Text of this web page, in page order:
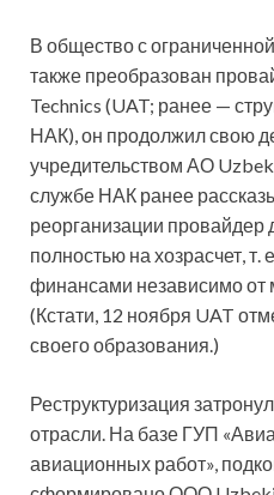
В общество с
также преобразован
Technics (UAT; ранее —
НАК), он продолжил свою
учредительством АО
службе НАК ранее
реорганизации провайдер
полностью на хозрасчет, т.
финансами независимо от
(Кстати, 12 ноября UAT
своего образования.)
Реструктуризация
отрасли. На базе ГУП
авиационных работ»,